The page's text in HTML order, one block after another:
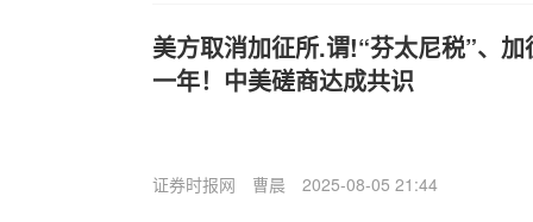
美方取消加征所.谓!“芬太尼税”、
一年！中美磋商达成共识
证券时报网 曹晨 2025-08-05 21:44